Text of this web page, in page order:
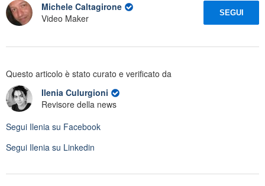
Michele Caltagirone
Video Maker
SEGUI
Questo articolo è stato curato e verificato da
Ilenia Culurgioni
Revisore della news
Segui Ilenia su Facebook
Segui Ilenia su Linkedin